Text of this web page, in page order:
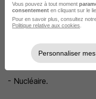
- Industrie :
- Nucléaire.
Vous pouvez à tout moment
consentement en cliquant sur le
Pour en savoir plus, consultez
Politique relative aux cookies
Personnaliser